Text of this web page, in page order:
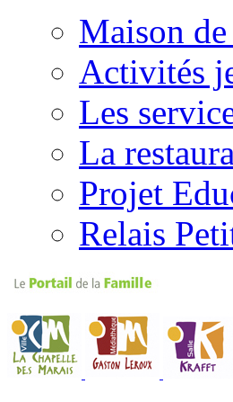
Maison
Activités
Les
La
Projet
Relais